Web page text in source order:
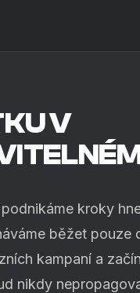
V
kroky
běžet pouze
kampaní a
nikdy